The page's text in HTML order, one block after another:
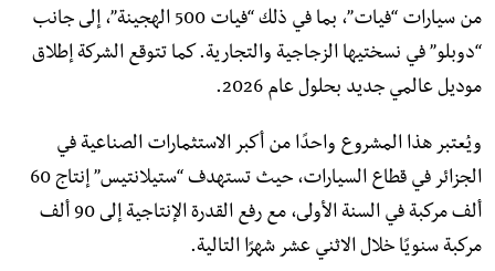
من سيارات “فيات”، بما في ذلك “فيات 500 الهجينة”، إلى جانب
“دوبلو” في نسختيها الزجاجية والتجارية. كما تتوقع الشركة إطلاق
موديل عالمي جديد بحلول عام 2026.
ويُعتبر هذا المشروع واحدًا من أكبر الاستثمارات الصناعية في
الجزائر في قطاع السيارات، حيث تستهدف “ستيلانتيس” إنتاج 60
ألف مركبة في السنة الأولى، مع رفع القدرة الإنتاجية إلى 90 ألف
مركبة سنويًا خلال الاثني عشر شهرًا التالية.